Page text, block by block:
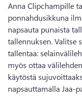
Anna Clipchampille
ponnahdusikkuna
napsauta punaista
tallennuksen. Valitse
tallentaa:
myös ottaa
käytöstä
napsauttamalla Jaa-